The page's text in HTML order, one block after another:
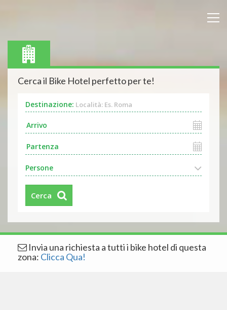
Cerca il Bike Hotel perfetto per te!
Destinazione: Località: Es. Roma
Persone
Cerca
Invia una richiesta a tutti i bike hotel di questa
zona: Clicca Qua!